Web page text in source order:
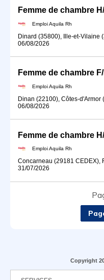
Femme de chambre
Emploi Aquila Rh
Dinard (35800), Ille-et-Vilaine
06/08/2026
Femme de chambre F/
Emploi Aquila Rh
Dinan (22100), Côtes-d'Armor
06/08/2026
Femme de chambre
Emploi Aquila Rh
Concarneau (29181 CEDEX),
31/07/2026
Copyright